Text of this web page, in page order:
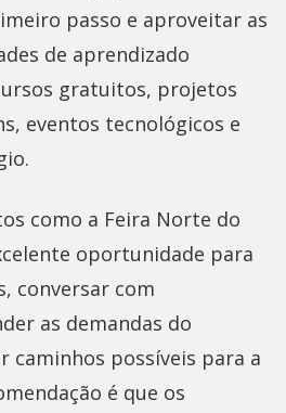
passo e aproveitar as
de aprendizado
gratuitos, projetos
eventos tecnológicos e
como a Feira Norte do
oportunidade para
conversar com
as demandas do
caminhos possíveis para a
é que os